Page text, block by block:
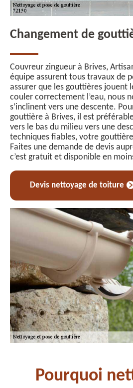
Changement de
Couvreur zingueur à Brives,
équipe assurent tous travaux de
assurer que les gouttières jouent
couler correctement l’eau, nous
s’inclinent vers une descente.
gouttière à Brives, il est
vers le bas du milieu vers une
techniques fiables, votre
Faites une demande de devis
c’est gratuit et disponible en
Devis nettoyage de toiture
Pourquoi